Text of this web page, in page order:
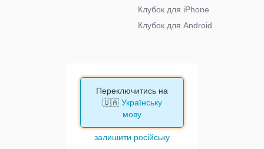
Клубок для iPhone
Клубок для Android
Переключитись на
🇺🇦 Українську
мову
залишити російську